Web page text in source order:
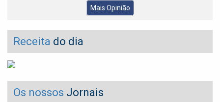
Mais Opinião
Receita do dia
Os nossos Jornais